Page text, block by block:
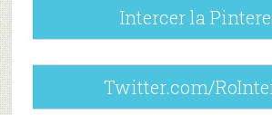
Intercer la
Twitter.com/